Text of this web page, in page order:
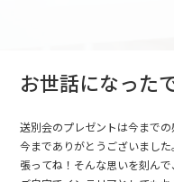
お世話になった
送別会のプレゼントは今までの
今までありがとうございまし
張ってね！そんな思いを刻ん